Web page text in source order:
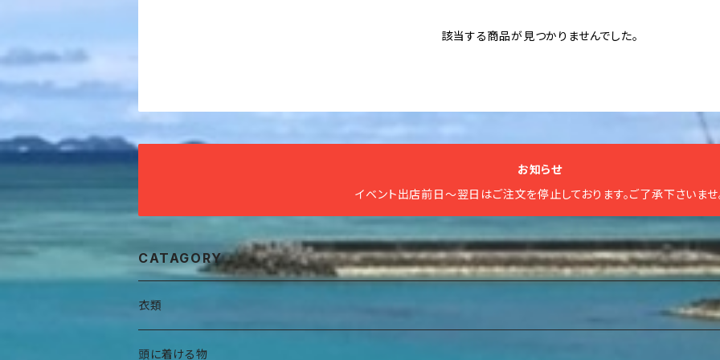
該当する商品が見つかりませんでした。
お知らせ
イベント出店前日〜翌日はご注文を停止しております。ご了承下さいませ
CATAGORY
衣類
全身衣
頭に着ける物